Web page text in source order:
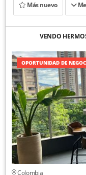
Más nuevo
VENDO
OPORTUNIDAD DE
Colombia